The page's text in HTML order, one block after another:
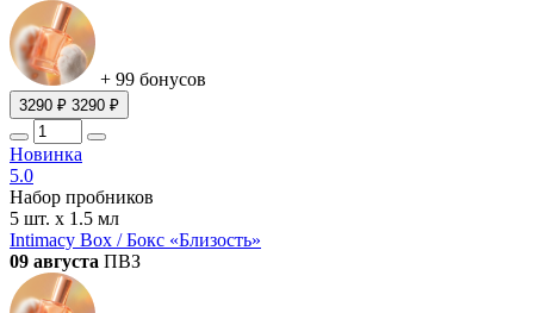
+ 99 бонусов
3290 ₽ 3290 ₽
Новинка
5.0
Набор пробников
5 шт. х 1.5 мл
Intimacy Box / Бокс «Близость»
09 августа ПВЗ